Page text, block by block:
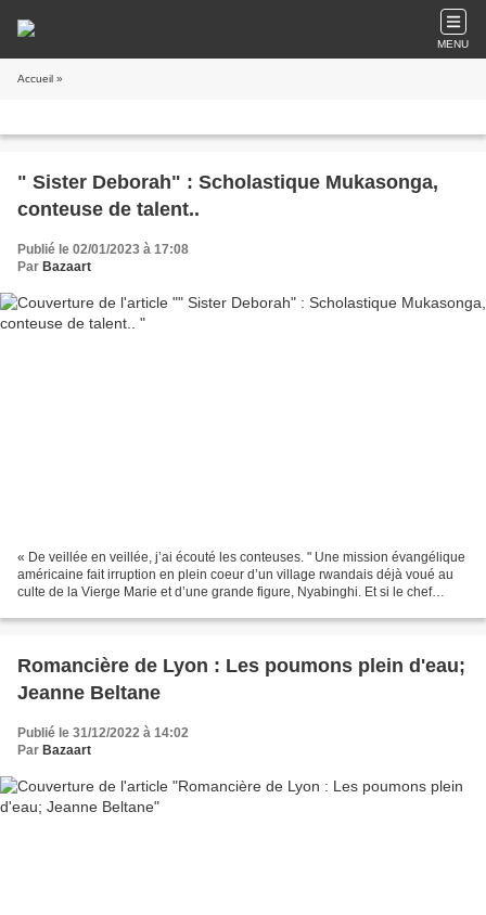
MENU
Accueil »
" Sister Deborah" : Scholastique Mukasonga,
conteuse de talent..
Publié le 02/01/2023 à 17:08
Par Bazaart
« De veillée en veillée, j’ai écouté les conteuses. " Une mission évangélique
américaine fait irruption en plein coeur d’un village rwandais déjà voué au
culte de la Vierge Marie et d’une grande figure, Nyabinghi. Et si le chef
Romancière de Lyon : Les poumons plein d'eau;
Jeanne Beltane
Publié le 31/12/2022 à 14:02
Par Bazaart